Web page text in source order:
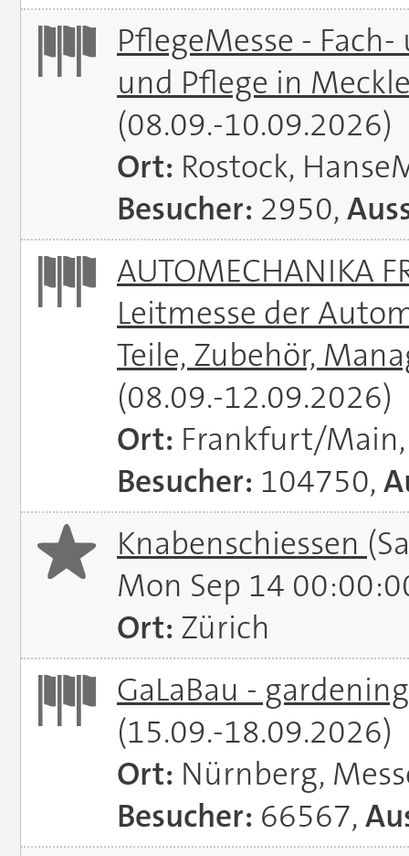
PflegeMesse -
und Pflege in
(08.09.-10.09.2026)
Ort: Rostock,
Besucher: 2950,
AUTOMECHANIKA
Leitmesse der
Teile, Zubehör,
(08.09.-12.09.2026)
Ort: Frankfurt/
Besucher: 104750,
Knabenschiessen
Mon Sep 14
Ort: Zürich
GaLaBau -
(15.09.-18.09.2026)
Ort: Nürnberg,
Besucher: 66567,